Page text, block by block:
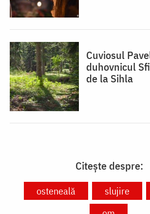
Cuviosul
duhovnicul
de la Sihla
Citește despre:
osteneală slujire